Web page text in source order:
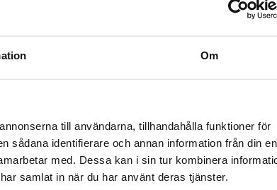
Om
till användarna, tillhandahålla funktioner för
sådana identifierare och annan information från din
med. Dessa kan i sin tur kombinera
samlat in när du har använt deras tjänster.
medelstora
Ingela Håkansson